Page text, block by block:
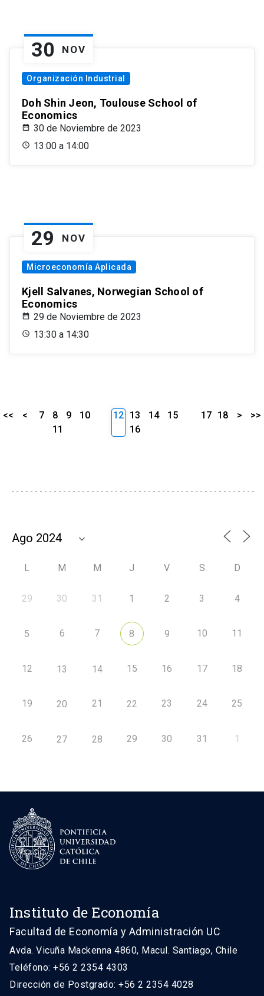
30 NOV
Organización Industrial
Doh Shin Jeon, Toulouse School of
Economics
30 de Noviembre de 2023
13:00 a 14:00
29 NOV
Microeconomía Aplicada
Kjell Salvanes, Norwegian School of
Economics
29 de Noviembre de 2023
13:30 a 14:30
<< < 7 8 9
10
11
12 13 14
15
16
17 18 > >>
L M M J V S D
29 30 31 1 2 3 4
5 6 7 8 9 10 11
12 13 14 15 16 17 18
19 20 21 22 23 24 25
26 27 28 29 30 31 1
Instituto de Economía
Facultad de Economía y Administración UC
Avda. Vicuña Mackenna 4860, Macul. Santiago, Chile
Teléfono: +56 2 2354 4303
Dirección de Postgrado: +56 2 2354 4028